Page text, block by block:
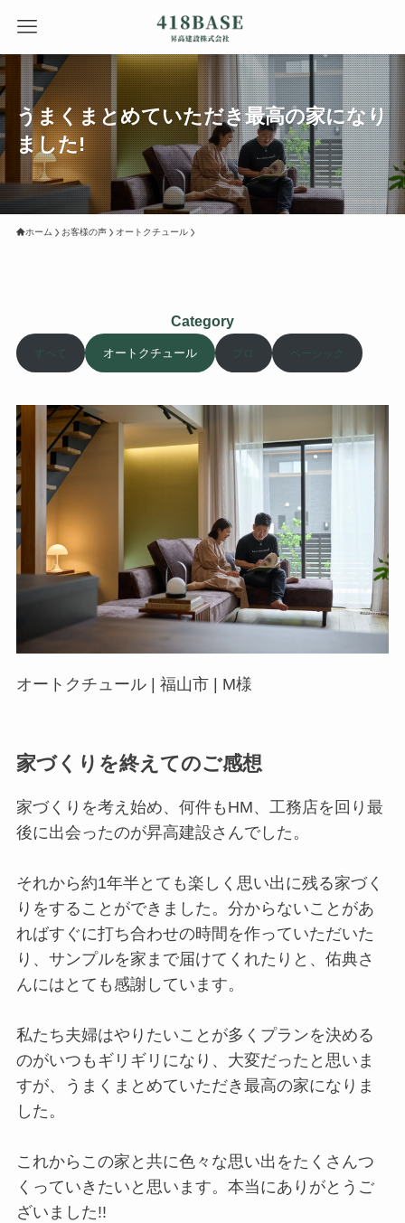
うまくまとめていただき最高の家になり
ました!
ホーム お客様の声 オートクチュール
Category
すべて オートクチュール プロ ベーシック
オートクチュール | 福山市 | M様
家づくりを終えてのご感想
家づくりを考え始め、何件もHM、工務店を回り最
後に出会ったのが昇高建設さんでした。
それから約1年半とても楽しく思い出に残る家づく
りをすることができました。分からないことがあ
ればすぐに打ち合わせの時間を作っていただいた
り、サンプルを家まで届けてくれたりと、佑典さ
んにはとても感謝しています。
私たち夫婦はやりたいことが多くプランを決める
のがいつもギリギリになり、大変だったと思いま
すが、うまくまとめていただき最高の家になりま
した。
これからこの家と共に色々な思い出をたくさんつ
くっていきたいと思います。本当にありがとうご
ざいました!!